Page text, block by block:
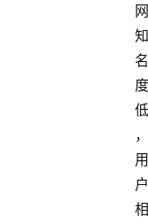
网
知
名
度
低
，
用
户
相